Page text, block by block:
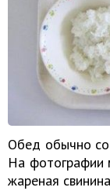
Обед обычно
На фотографии
жареная